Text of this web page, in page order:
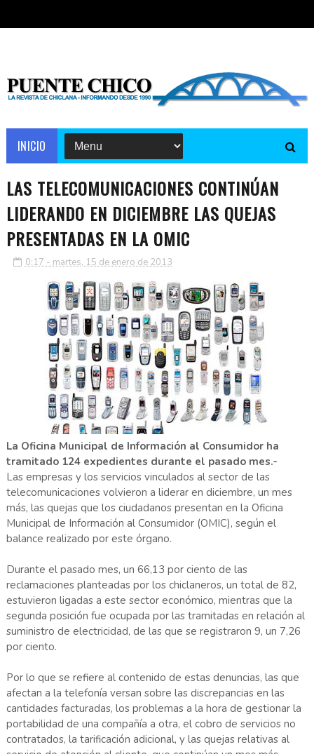
INICIO
LAS TELECOMUNICACIONES CONTINÚAN
LIDERANDO EN DICIEMBRE LAS QUEJAS
PRESENTADAS EN LA OMIC
0:17 - martes, 15 de enero de 2013
La Oficina Municipal de Información al Consumidor ha
tramitado 124 expedientes durante el pasado mes.-
Las empresas y los servicios vinculados al sector de las
telecomunicaciones volvieron a liderar en diciembre, un mes
más, las quejas que los ciudadanos presentan en la Oficina
Municipal de Información al Consumidor (OMIC), según el
balance realizado por este órgano.
Durante el pasado mes, un 66,13 por ciento de las
reclamaciones planteadas por los chiclaneros, un total de 82,
estuvieron ligadas a este sector económico, mientras que la
segunda posición fue ocupada por las tramitadas en relación al
suministro de electricidad, de las que se registraron 9, un 7,26
por ciento.
Por lo que se refiere al contenido de estas denuncias, las que
afectan a la telefonía versan sobre las discrepancias en las
cantidades facturadas, los problemas a la hora de gestionar la
portabilidad de una compañía a otra, el cobro de servicios no
contratados, la tarificación adicional, y las quejas relativas al